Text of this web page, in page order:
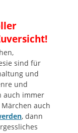
sind für
und
und
auch immer
auch
, dann